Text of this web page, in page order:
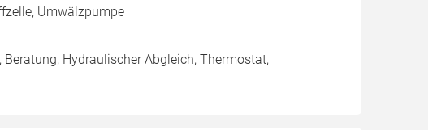
Umwälzpumpe
Hydraulischer Abgleich, Thermostat,